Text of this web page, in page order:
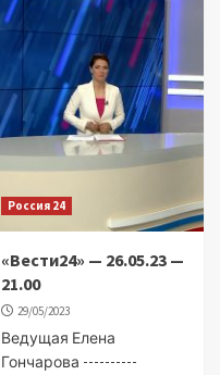
Россия 24
«Вести24» — 26.05.23 —
21.00
29/05/2023
Ведущая Елена
Гончарова ----------